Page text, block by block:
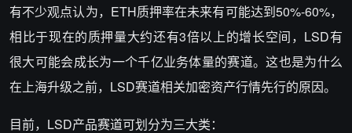
有不少观点认为，ETH质押率在未来有可能达到50%-60%，
相比于现在的质押量大约还有3倍以上的增长空间，LSD有
很大可能会成长为一个千亿业务体量的赛道。这也是为什么
在上海升级之前，LSD赛道相关加密资产行情先行的原因。
目前，LSD产品赛道可划分为三大类：